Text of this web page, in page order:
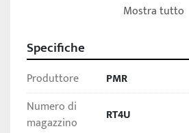
controllo delle impostazioni di
Produzione: fino a 1500 pz./h., in
alla quantità da dosare.
Mostra tutto
Specifiche
Produttore
PMR
Numero di
magazzino
RT4U